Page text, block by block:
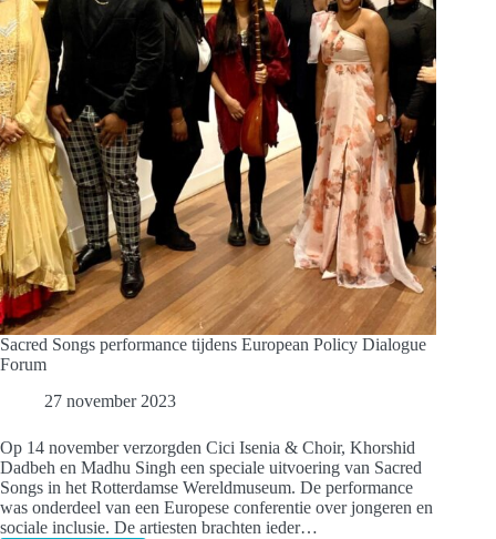
Sacred Songs performance tijdens European Policy Dialogue
Forum
27 november 2023
Op 14 november verzorgden Cici Isenia & Choir, Khorshid
Dadbeh en Madhu Singh een speciale uitvoering van Sacred
Songs in het Rotterdamse Wereldmuseum. De performance
was onderdeel van een Europese conferentie over jongeren en
sociale inclusie. De artiesten brachten ieder…